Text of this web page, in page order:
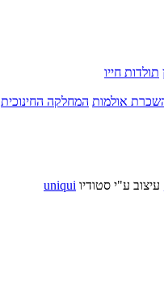
תולדות חייו
אולמות המחלקה החינוכית
עיצוב ע"י סטודיו uniqui